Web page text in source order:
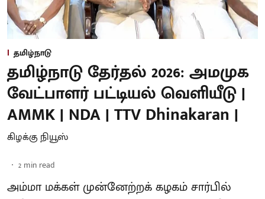
தமிழ்நாடு
தமிழ்நாடு தேர்தல் 2026: அமமுக
வேட்பாளர் பட்டியல் வெளியீடு |
AMMK | NDA | TTV Dhinakaran |
கிழக்கு நியூஸ்
2 min read
அம்மா மக்கள் முன்னேற்றக் கழகம் சார்பில்